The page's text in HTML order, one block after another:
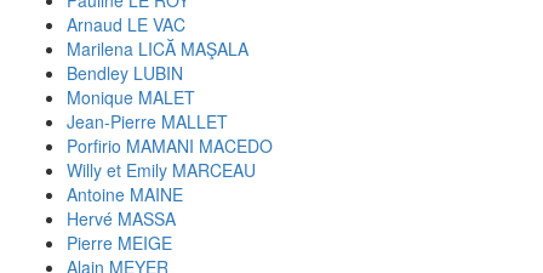
Arnaud LE VAC
Marilena LICĂ MAŞALA
Bendley LUBIN
Monique MALET
Jean-Pierre MALLET
Porfirio MAMANI MACEDO
Willy et Emily MARCEAU
Antoine MAINE
Hervé MASSA
Pierre MEIGE
Alain MEYER